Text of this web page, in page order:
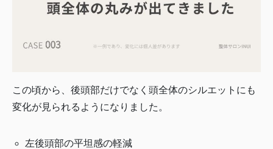
この頃から、後頭部だけでなく頭全体のシルエットにも
変化が見られるようになりました。
左後頭部の平坦感の軽減